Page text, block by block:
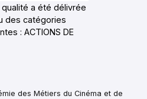
a été délivrée
des catégories
: ACTIONS DE
des Métiers du Cinéma et de